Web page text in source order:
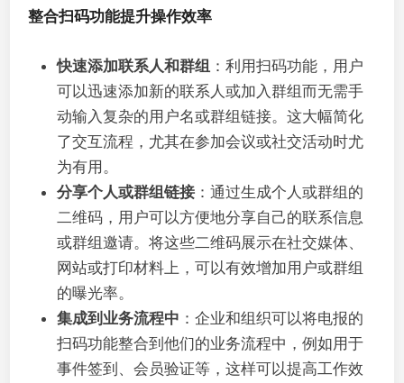
整合扫码功能提升操作效率
快速添加联系人和群组 ：利用扫码功能，用户
可以迅速添加新的联系人或加入群组而无需手
动输入复杂的用户名或群组链接。这大幅简化
了交互流程，尤其在参加会议或社交活动时尤
为有用。
分享个人或群组链接 ：通过生成个人或群组的
二维码，用户可以方便地分享自己的联系信息
或群组邀请。将这些二维码展示在社交媒体、
网站或打印材料上，可以有效增加用户或群组
的曝光率。
集成到业务流程中 ：企业和组织可以将电报的
扫码功能整合到他们的业务流程中，例如用于
事件签到、会员验证等，这样可以提高工作效